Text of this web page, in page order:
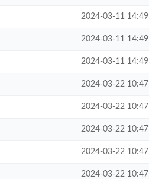
2024-03-11 14:49
2024-03-11 14:49
2024-03-11 14:49
2024-03-22 10:47
2024-03-22 10:47
2024-03-22 10:47
2024-03-22 10:47
2024-03-22 10:47